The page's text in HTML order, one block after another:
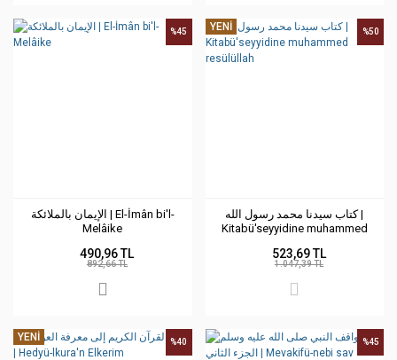
الإيمان بالملائكة | El-İmân bi'l-
Melâike
%45
490,96 TL
892,66 TL
YENİ
كتاب سيدنا محمد رسول الله |
Kitabü'seyyidine muhammed
%50
523,69 TL
1.047,39 TL
YENİ %40 %45